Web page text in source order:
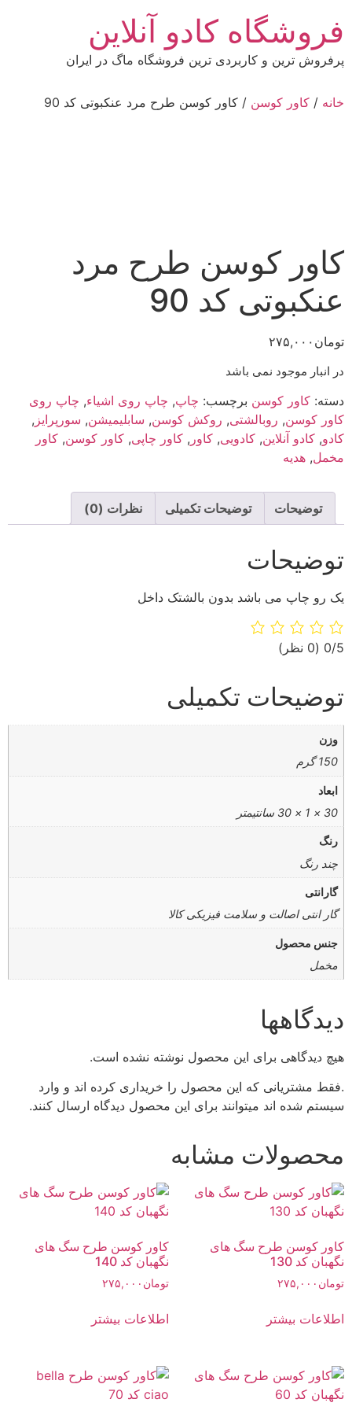
محتوا
فروشگاه کادو آنلاین
پرفروش ترین و کاربردی ترین فروشگاه ماگ در ایران
خانه / کاور کوسن / کاور کوسن طرح مرد عنکبوتی کد 90
کاور کوسن طرح مرد
عنکبوتی کد 90
تومان ۲۷۵,۰۰۰
در انبار موجود نمی باشد
دسته: کاور کوسن برچسب: چاپ, چاپ روی اشیاء, چاپ روی
کاور کوسن, روبالشتی, روکش کوسن, سابلیمیشن, سورپرایز ,
کادو, کادو آنلاین, کادویی, کاور , کاور چاپی, کاور کوسن, کاور
مخمل, هدیه
توضیحات توضیحات تکمیلی نظرات (0)
توضیحات
یک رو چاپ می باشد بدون بالشتک داخل
‫0/5 ‫(0 نظر)
توضیحات تکمیلی
وزن
150 گرم
ابعاد
30 × 1 × 30 سانتیمتر
رنگ
چند رنگ
گارانتی
گار انتی اصالت و سلامت فیزیکی کالا
جنس محصول
مخمل
دیدگاهها
هیچ دیدگاهی برای این محصول نوشته نشده است.
.فقط مشتریانی که این محصول را خریداری کرده اند و وارد
سیستم شده اند میتوانند برای این محصول دیدگاه ارسال کنند.
محصولات مشابه
کاور کوسن طرح سگ های
نگهبان کد 130
تومان ۲۷۵,۰۰۰
اطلاعات بیشتر
کاور کوسن طرح سگ های
نگهبان کد 140
تومان ۲۷۵,۰۰۰
اطلاعات بیشتر